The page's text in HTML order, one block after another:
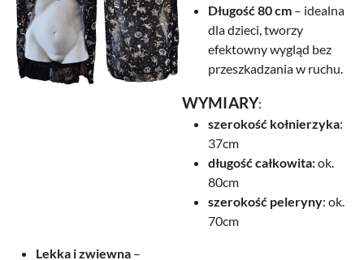
Długość 80 cm – idealna
dla dzieci, tworzy
efektowny wygląd bez
przeszkadzania w ruchu.
WYMIARY:
szerokość kołnierzyka:
37cm
długość całkowita:ok.
80cm
szerokość peleryny: ok.
70cm
Lekka i zwiewna –